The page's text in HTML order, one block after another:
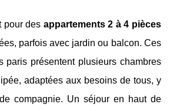
pour des appartements 2 à 4 pièces
parfois avec jardin ou balcon. Ces
paris présentent plusieurs chambres
adaptées aux besoins de tous, y
compagnie. Un séjour en haut de